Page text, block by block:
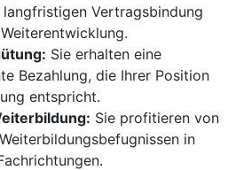
Vertragsbindung
Sie erhalten eine
Bezahlung, die Ihrer Position
entspricht.
Sie profitieren von
in